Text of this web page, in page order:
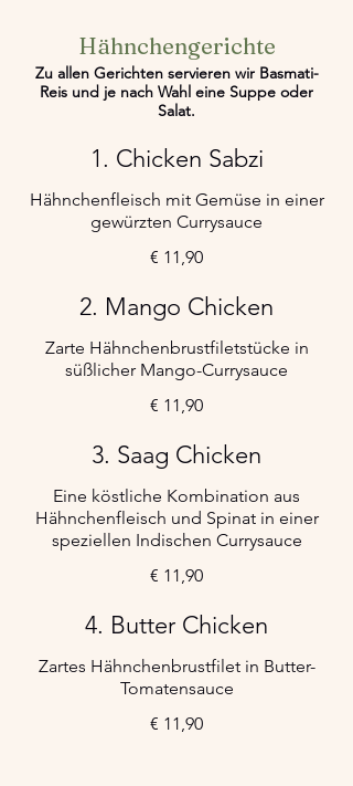
Hähnchengerichte
Zu allen Gerichten servieren wir Basmati-
Reis und je nach Wahl eine Suppe oder
Salat.
1. Chicken Sabzi
Hähnchenfleisch mit Gemüse in einer
gewürzten Currysauce
€ 11,90
2. Mango Chicken
Zarte Hähnchenbrustfiletstücke in
süßlicher Mango-Currysauce
€ 11,90
3. Saag Chicken
Eine köstliche Kombination aus
Hähnchenfleisch und Spinat in einer
speziellen Indischen Currysauce
€ 11,90
4. Butter Chicken
Zartes Hähnchenbrustfilet in Butter-
Tomatensauce
€ 11,90